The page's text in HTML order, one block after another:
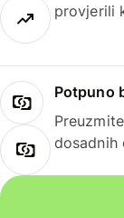
provjerili
Potpuno
dosadnih